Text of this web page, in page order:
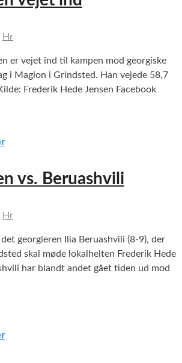
Hr
er vejet ind til kampen mod georgiske
i Magion i Grindsted. Han vejede 58,7
Frederik Hede Jensen Facebook
vs. Beruashvili
Hr
georgieren Ilia Beruashvili (8-9), der
skal møde lokalhelten Frederik Hede
har blandt andet gået tiden ud mod